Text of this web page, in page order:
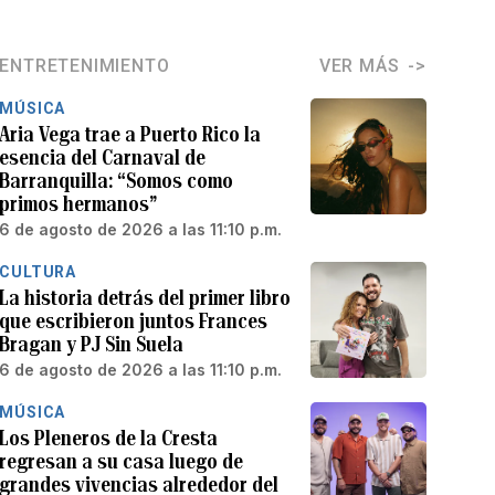
ENTRETENIMIENTO VER MÁS
MÚSICA
Aria Vega trae a Puerto Rico la
esencia del Carnaval de
Barranquilla: “Somos como
primos hermanos”
6 de agosto de 2026 a las 11:10 p.m.
CULTURA
La historia detrás del primer libro
que escribieron juntos Frances
Bragan y PJ Sin Suela
6 de agosto de 2026 a las 11:10 p.m.
MÚSICA
Los Pleneros de la Cresta
regresan a su casa luego de
grandes vivencias alrededor del